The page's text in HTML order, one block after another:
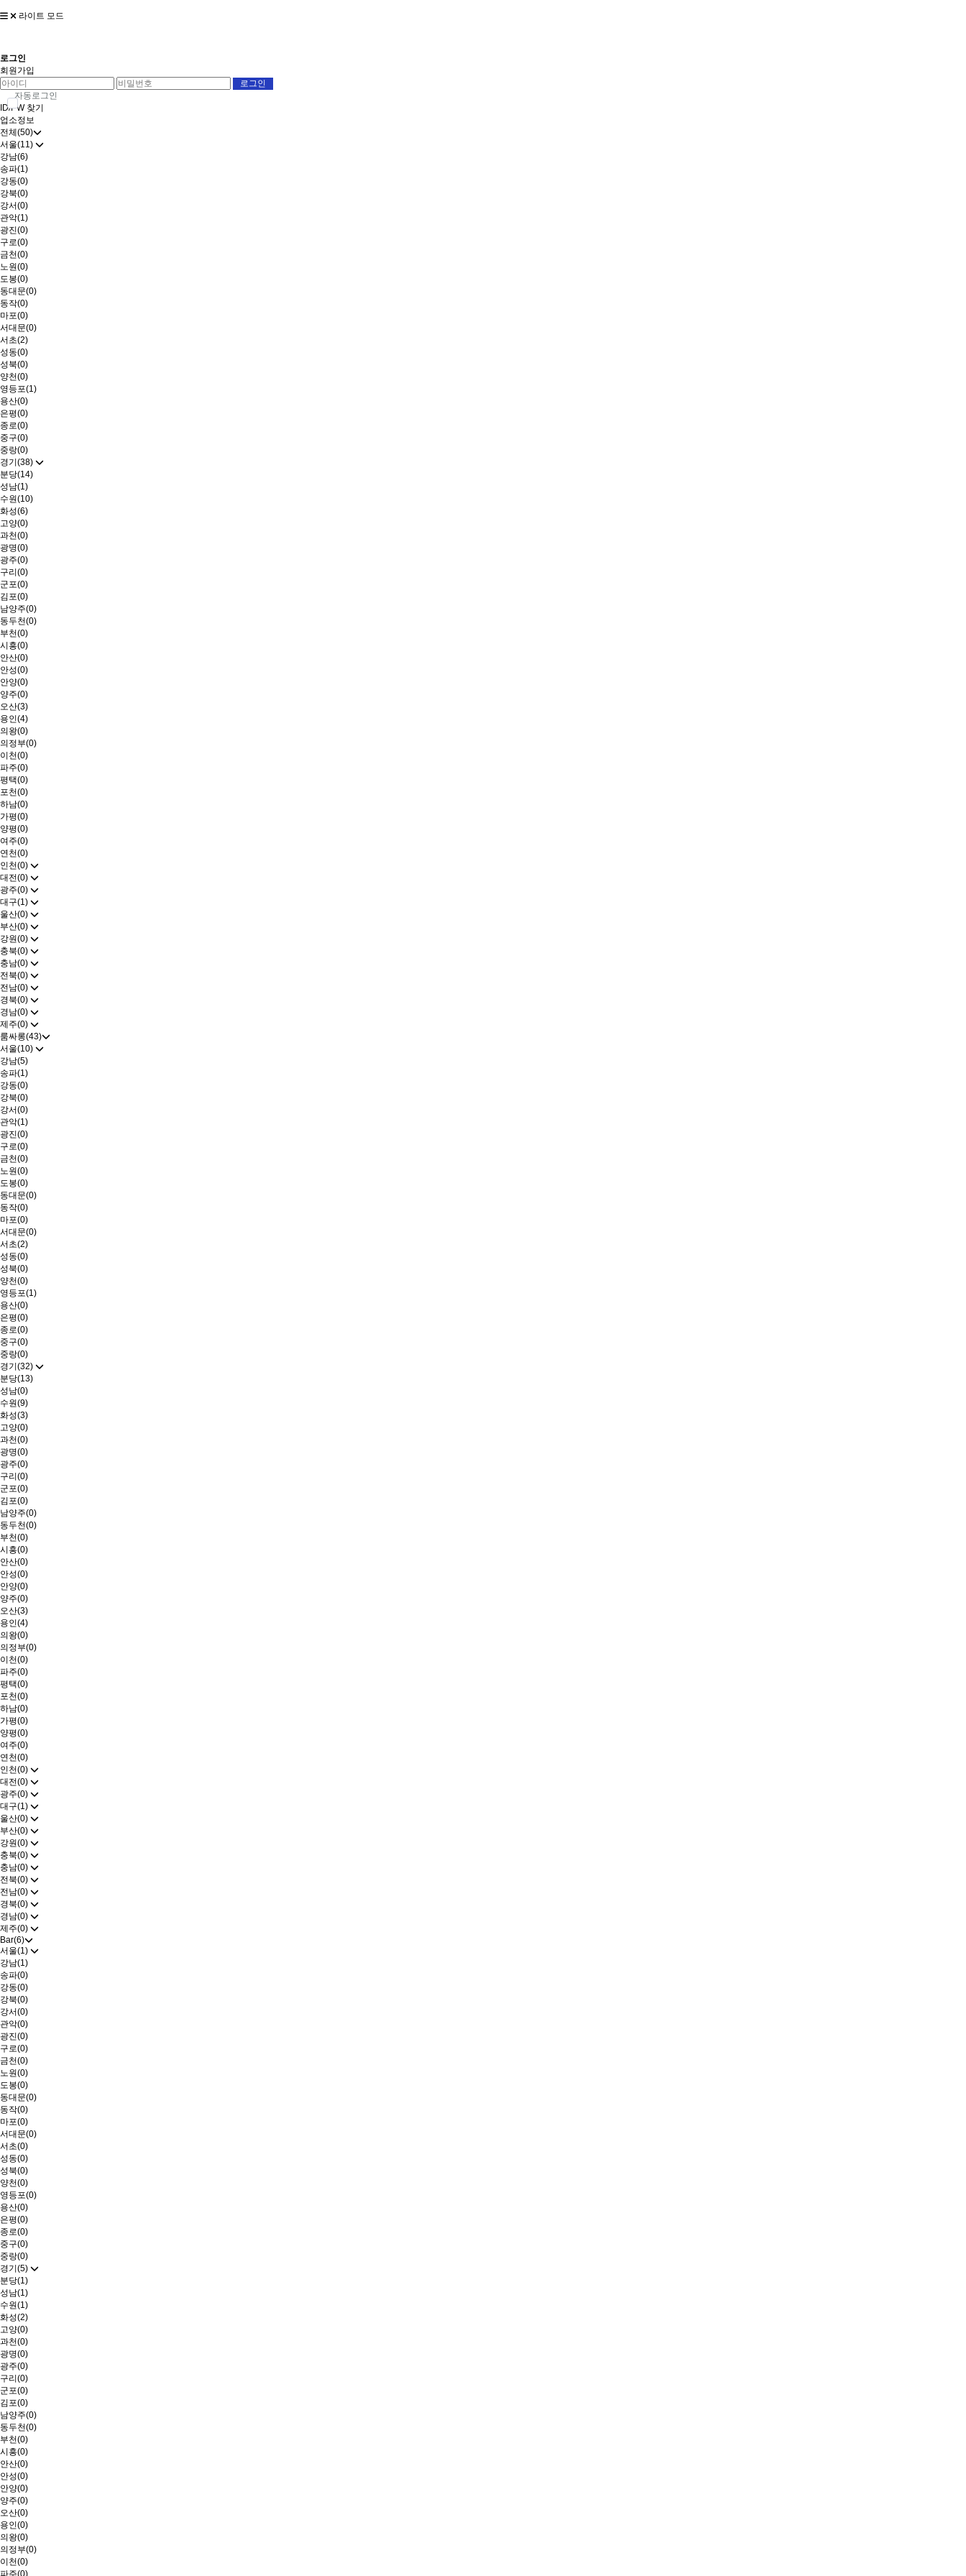
라이트 모드
로그인
회원가입
자동로그인
ID/PW 찾기
업소정보
전체(50)
서울(11)
강남(6)
송파(1)
강동(0)
강북(0)
강서(0)
관악(1)
광진(0)
구로(0)
금천(0)
노원(0)
도봉(0)
동대문(0)
동작(0)
마포(0)
서대문(0)
서초(2)
성동(0)
성북(0)
양천(0)
영등포(1)
용산(0)
은평(0)
종로(0)
중구(0)
중랑(0)
경기(38)
분당(14)
성남(1)
수원(10)
화성(6)
고양(0)
과천(0)
광명(0)
광주(0)
구리(0)
군포(0)
김포(0)
남양주(0)
동두천(0)
부천(0)
시흥(0)
안산(0)
안성(0)
안양(0)
양주(0)
오산(3)
용인(4)
의왕(0)
의정부(0)
이천(0)
파주(0)
평택(0)
포천(0)
하남(0)
가평(0)
양평(0)
여주(0)
연천(0)
인천(0)
대전(0)
광주(0)
대구(1)
울산(0)
부산(0)
강원(0)
충북(0)
충남(0)
전북(0)
전남(0)
경북(0)
경남(0)
제주(0)
룸싸롱(43)
서울(10)
강남(5)
송파(1)
강동(0)
강북(0)
강서(0)
관악(1)
광진(0)
구로(0)
금천(0)
노원(0)
도봉(0)
동대문(0)
동작(0)
마포(0)
서대문(0)
서초(2)
성동(0)
성북(0)
양천(0)
영등포(1)
용산(0)
은평(0)
종로(0)
중구(0)
중랑(0)
경기(32)
분당(13)
성남(0)
수원(9)
화성(3)
고양(0)
과천(0)
광명(0)
광주(0)
구리(0)
군포(0)
김포(0)
남양주(0)
동두천(0)
부천(0)
시흥(0)
안산(0)
안성(0)
안양(0)
양주(0)
오산(3)
용인(4)
의왕(0)
의정부(0)
이천(0)
파주(0)
평택(0)
포천(0)
하남(0)
가평(0)
양평(0)
여주(0)
연천(0)
인천(0)
대전(0)
광주(0)
대구(1)
울산(0)
부산(0)
강원(0)
충북(0)
충남(0)
전북(0)
전남(0)
경북(0)
경남(0)
제주(0)
Bar(6)
서울(1)
강남(1)
송파(0)
강동(0)
강북(0)
강서(0)
관악(0)
광진(0)
구로(0)
금천(0)
노원(0)
도봉(0)
동대문(0)
동작(0)
마포(0)
서대문(0)
서초(0)
성동(0)
성북(0)
양천(0)
영등포(0)
용산(0)
은평(0)
종로(0)
중구(0)
중랑(0)
경기(5)
분당(1)
성남(1)
수원(1)
화성(2)
고양(0)
과천(0)
광명(0)
광주(0)
구리(0)
군포(0)
김포(0)
남양주(0)
동두천(0)
부천(0)
시흥(0)
안산(0)
안성(0)
안양(0)
양주(0)
오산(0)
용인(0)
의왕(0)
의정부(0)
이천(0)
파주(0)